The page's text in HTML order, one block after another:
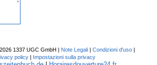
1337 UGC GmbH | Note Legali| Condizioni d'uso|
policy| Impostazioni sulla privacy